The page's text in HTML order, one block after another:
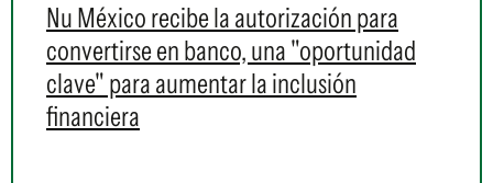
Nu México recibe la autorización para
convertirse en banco, una "oportunidad
clave" para aumentar la inclusión
financiera